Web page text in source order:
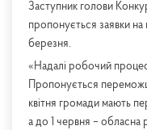
Заступник голови
пропонується заявки
березня.
«Надалі робочий
Пропонується
квітня громади мають
а до 1 червня –